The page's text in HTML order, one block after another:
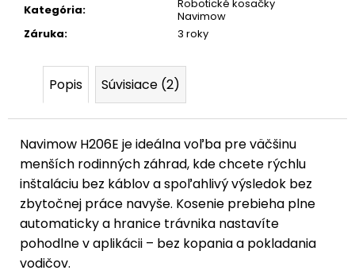
Kategória:
Robotické kosačky
Navimow
Záruka: 3 roky
Popis Súvisiace (2)
Navimow H206E je ideálna voľba pre väčšinu
menších rodinných záhrad, kde chcete rýchlu
inštaláciu bez káblov a spoľahlivý výsledok bez
zbytočnej práce navyše. Kosenie prebieha plne
automaticky a hranice trávnika nastavíte
pohodlne v aplikácii – bez kopania a pokladania
vodičov.